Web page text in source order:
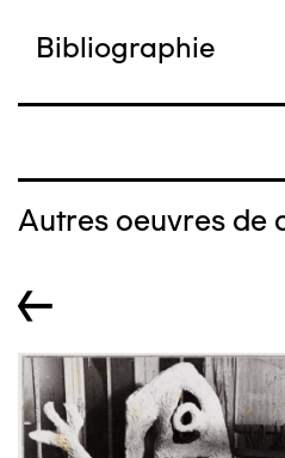
Bibliographie
Autres oeuvres de
←